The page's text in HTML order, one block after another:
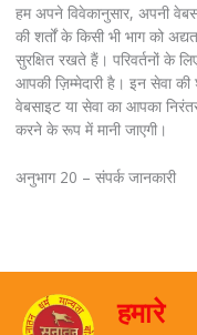
हम अपने विवेकानुसार, अपनी
की शर्तों के किसी भी भाग को
सुरक्षित रखते हैं। परिवर्तनों के
आपकी ज़िम्मेदारी है। इन सेवा की
वेबसाइट या सेवा का आपका
करने के रूप में मानी जाएगी।
अनुभाग 20 – संपर्क जानकारी
हमारे